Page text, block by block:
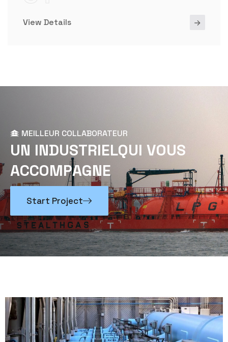
View Details
MEILLEUR COLLABORATEUR
UN INDUSTRIELQUI VOUS
ACCOMPAGNE
Start Project